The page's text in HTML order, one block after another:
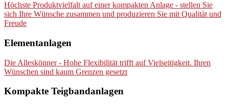
Höchste Produktvielfalt auf einer kompakten Anlage - stellen Sie
sich Ihre Wünsche zusammen und produzieren Sie mit Qualität und
Freude
Elementanlagen
Die Alleskönner - Hohe Flexibilität trifft auf Vielseitigkeit. Ihren
Wünschen sind kaum Grenzen gesetzt
Kompakte Teigbandanlagen